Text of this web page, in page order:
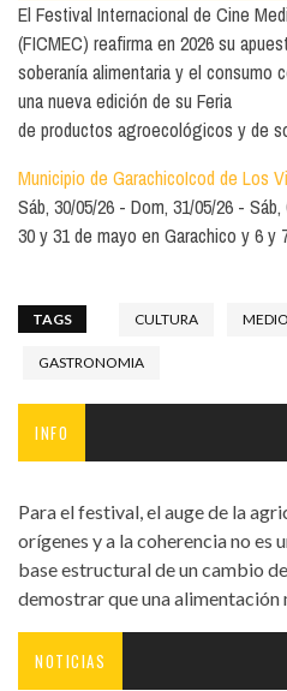
El Festival Internacional de Cine
(FICMEC) reafirma en 2026 su
soberanía alimentaria y el consumo
una nueva edición de su Feria
de productos agroecológicos y de
Municipio de GarachicoIcod de Los
Sáb, 30/05/26
Dom, 31/05/26 Sáb,
30 y 31 de mayo en Garachico y 6 y
TAGS CULTURA
GASTRONOMIA
INFO
Para el festival, el auge de la
orígenes y a la coherencia no es
base estructural de un cambio
demostrar que una alimentación
NOTICIAS